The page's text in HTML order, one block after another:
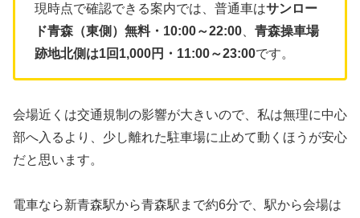
現時点で確認できる案内では、普通車はサンロー
ド青森（東側）無料・10:00～22:00
青森操車場
跡地北側は1回1,000円・11:00～23:00です。
会場近くは交通規制の影響が大きいので、私は無理に中心
部へ入るより、少し離れた駐車場に止めて動くほうが安心
だと思います。
電車なら新青森駅から青森駅まで約6分で、駅から会場は